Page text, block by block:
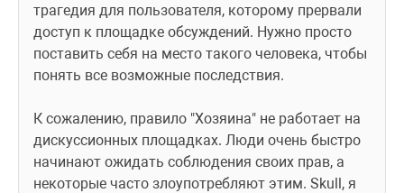
трагедия для пользователя, которому прервали
доступ к площадке обсуждений. Нужно просто
поставить себя на место такого человека, чтобы
понять все возможные последствия.
К сожалению, правило "Хозяина" не работает на
дискуссионных площадках. Люди очень быстро
начинают ожидать соблюдения своих прав, а
некоторые часто злоупотребляют этим. Skull, я